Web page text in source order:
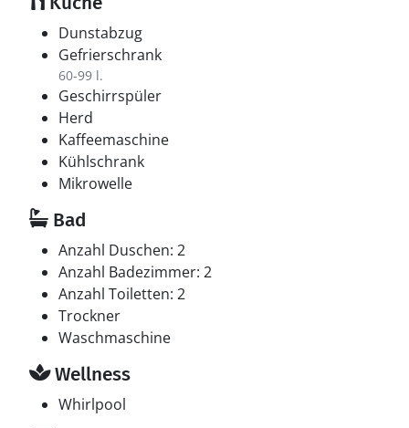
Dunstabzug
Gefrierschrank
60-99 l.
Geschirrspüler
Herd
Kaffeemaschine
Kühlschrank
Mikrowelle
Bad
Anzahl Duschen: 2
Anzahl Badezimmer: 2
Anzahl Toiletten: 2
Trockner
Waschmaschine
Wellness
Whirlpool